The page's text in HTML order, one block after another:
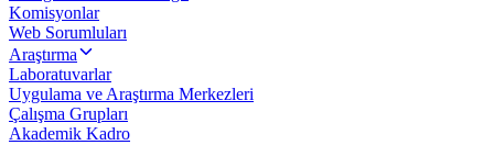
Komisyonlar
Web Sorumluları
Araştırma
Laboratuvarlar
Uygulama ve Araştırma Merkezleri
Çalışma Grupları
Akademik Kadro